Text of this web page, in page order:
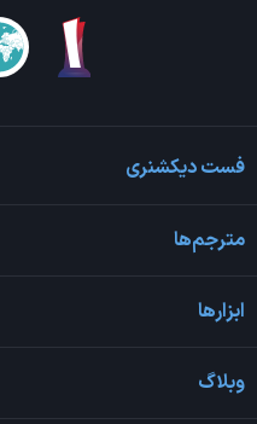
فست دیکشنری
مترجم‌ها
ابزارها
وبلاگ